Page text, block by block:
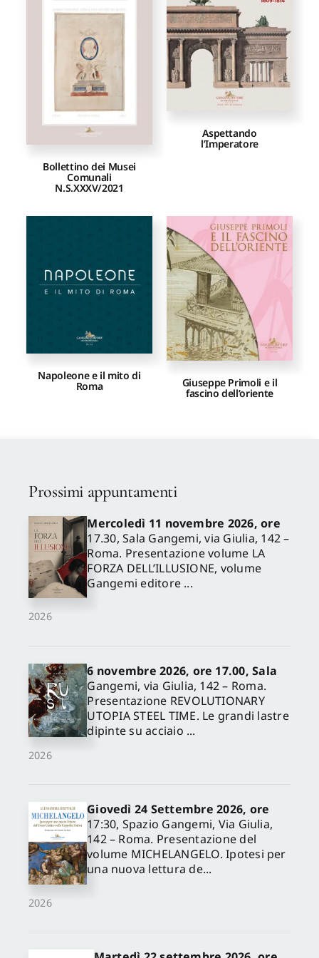
Proposte di pubblicazione
Gangemi Editore
Newsletter
Bollettino dei Musei
Comunali
N.S.XXXV/2021
Aspettando
l’Imperatore
Napoleone e il mito di
Roma Giuseppe Primoli e il
fascino dell’oriente
Prossimi appuntamenti
2026
Mercoledì 11 novembre 2026, ore
17.30, Sala Gangemi, via Giulia, 142 –
Roma. Presentazione volume LA
FORZA DELL’ILLUSIONE, volume
Gangemi editore ...
2026
6 novembre 2026, ore 17.00, Sala
Gangemi, via Giulia, 142 – Roma.
Presentazione REVOLUTIONARY
UTOPIA STEEL TIME. Le grandi lastre
dipinte su acciaio ...
2026
Giovedì 24 Settembre 2026, ore
17:30, Spazio Gangemi, Via Giulia,
142 – Roma. Presentazione del
volume MICHELANGELO. Ipotesi per
una nuova lettura de...